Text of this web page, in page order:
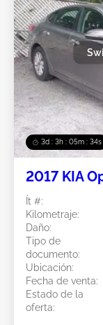
3d : 3h : 05m : 31s
2017 KIA
Ít #:
Kilometraje:
Daño:
Tipo de
documento:
Ubicación:
Fecha de venta:
Estado de la
oferta: